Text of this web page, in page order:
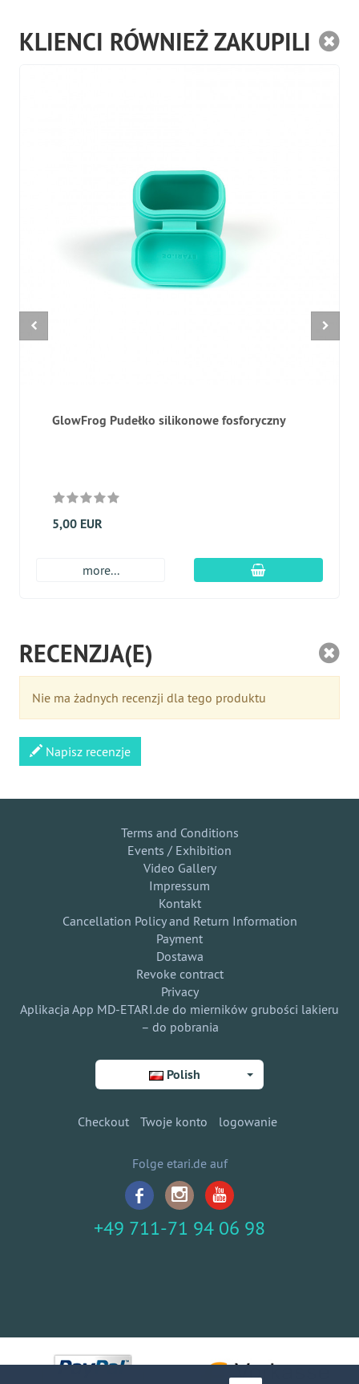
KLIENCI RÓWNIEŻ ZAKUPILI
GlowFrog Pudełko silikonowe fosforyczny
5,00 EUR
more... dodaj do
RECENZJA(E)
Nie ma żadnych recenzji dla tego produktu
Napisz recenzje
Terms and Conditions
Events / Exhibition
Video Gallery
Impressum
Kontakt
Cancellation Policy and Return Information
Payment
Dostawa
Revoke contract
Privacy
Aplikacja App MD-ETARI.de do mierników grubości lakieru
– do pobrania
Polish
Checkout Twoje konto logowanie
Folge etari.de auf
+49 711-71 94 06 98